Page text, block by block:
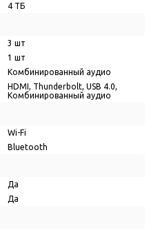
4 ТБ
3 шт
1 шт
Комбинированный аудио
HDMI, Thunderbolt, USB 4.0,
Комбинированный аудио
Wi-Fi
Bluetooth
Да
Да